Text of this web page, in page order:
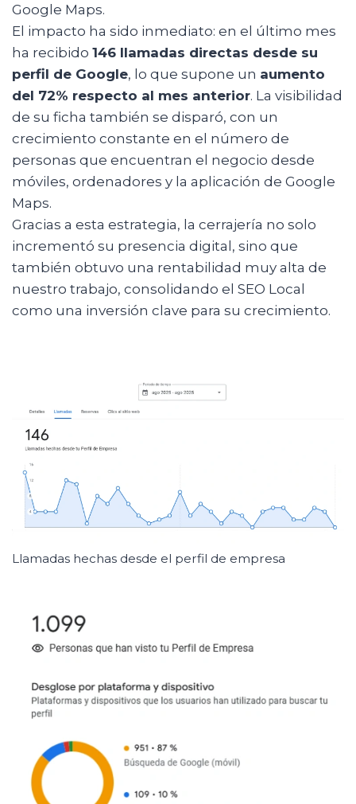
Google Maps.
El impacto ha sido inmediato: en el último mes
ha recibido 146 llamadas directas desde su
perfil de Google, lo que supone un aumento
del 72% respecto al mes anterior. La visibilidad
de su ficha también se disparó, con un
crecimiento constante en el número de
personas que encuentran el negocio desde
móviles, ordenadores y la aplicación de Google
Maps.
Gracias a esta estrategia, la cerrajería no solo
incrementó su presencia digital, sino que
también obtuvo una rentabilidad muy alta de
nuestro trabajo, consolidando el SEO Local
como una inversión clave para su crecimiento.
Llamadas hechas desde el perfil de empresa